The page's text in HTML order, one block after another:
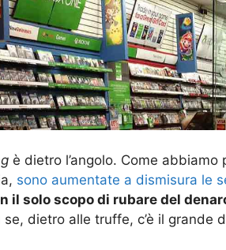
è dietro l’angolo. Come abbiamo
sono aumentate a dismisura le
il solo scopo di rubare del
se, dietro alle truffe, c’è il grande